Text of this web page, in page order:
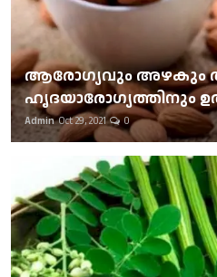
ആരോഗ്യവും അഴകും
ഹൃദയാരോഗ്യത്തിനും
Admin Oct 29, 2021 0